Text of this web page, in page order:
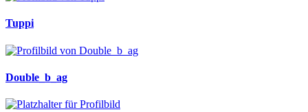
Tuppi
Double_b_ag